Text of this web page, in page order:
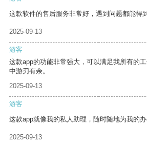
这款软件的售后服务非常好，遇到问题都能得
2025-09-13
游客
这款app的功能非常强大，可以满足我所有的
中游刃有余。
2025-09-13
游客
这款app就像我的私人助理，随时随地为我的办
2025-09-13